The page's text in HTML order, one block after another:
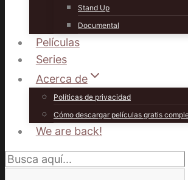
Stand Up
Documental
Películas
Series
Acerca de
Políticas de privacidad
Cómo descargar películas gratis
We are back!